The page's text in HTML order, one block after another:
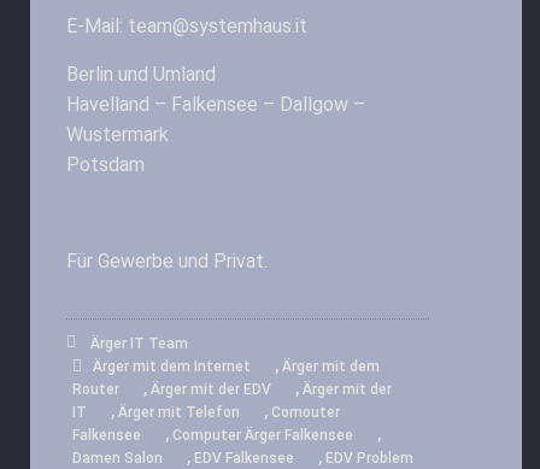
E-Mail: team@systemhaus.it
Berlin und Umland
Havelland – Falkensee – Dallgow –
Wustermark
Potsdam
Für Gewerbe und Privat.
Ärger IT Team
Ärger mit dem Internet
, Ärger mit dem
Router
, Ärger mit der EDV , Ärger mit der
IT
, Ärger mit Telefon , Comouter
Falkensee
, Computer Ärger Falkensee ,
Damen Salon , EDV Falkensee , EDV Problem